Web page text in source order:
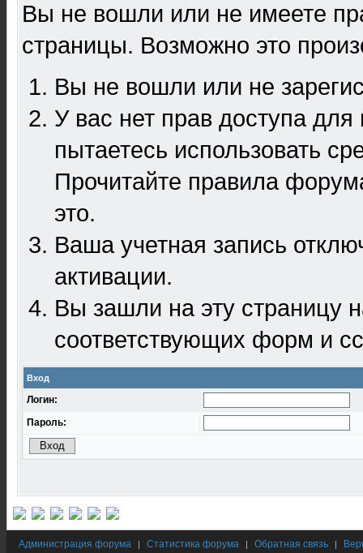
Вы не вошли или не имеете
страницы. Возможно это
Вы не вошли или не
У вас нет прав доступа
пытаетесь использовать
Прочитайте правила
это.
Ваша учетная запись
активации.
Вы зашли на эту
соответствующих форм и
Вход
Логин:
Пароль:
Администрация форума | Статистика форума | Обратная связь |